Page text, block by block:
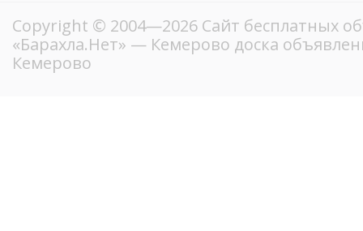
Copyright © 2004—2026 Сайт бесплатных
«Барахла.Нет» — Кемерово доска
Кемерово